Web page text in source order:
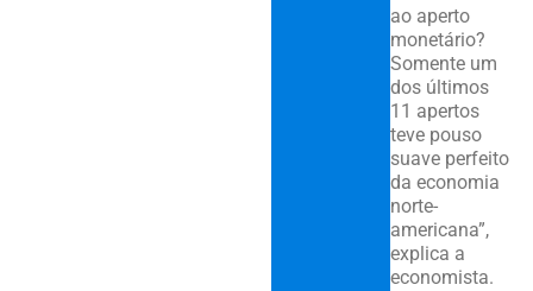
ao aperto
monetário?
Somente um
dos últimos
11 apertos
teve pouso
suave perfeito
da economia
norte-
americana”,
explica a
economista.